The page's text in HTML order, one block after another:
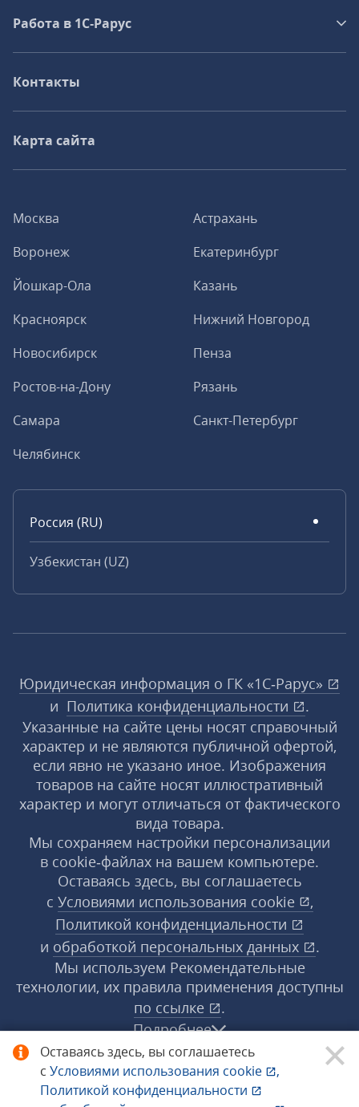
Оставаясь здесь, вы соглашаетесь
с Условиями использования cookie
,
Политикой конфиденциальности
Москва
Астрахань
Воронеж
Екатеринбург
Йошкар-Ола
Казань
Красноярск
Нижний Новгород
Новосибирск
Пенза
Ростов-на-Дону
Рязань
Самара
Санкт-Петербург
Челябинск
Россия (RU)
Узбекистан (UZ)
Работа в 1С‑Рарус
Контакты
Карта сайта
Юридическая информация о ГК «1С‑Рарус»
и Политика конфиденциальности
.
Указанные на сайте цены носят справочный
характер и не являются публичной офертой,
если явно не указано иное. Изображения
товаров на сайте носят иллюстративный
характер и могут отличаться от фактического
вида товара.
Мы сохраняем настройки персонализации
в cookie‑файлах на вашем компьютере.
Оставаясь здесь, вы соглашаетесь
с Условиями использования cookie
,
Политикой конфиденциальности
и обработкой персональных данных
.
Мы используем Рекомендательные
технологии, их правила применения доступны
по ссылке
.
Подробнее
© 1998−2026 «1С‑Рарус» ®. Все права
защищены.